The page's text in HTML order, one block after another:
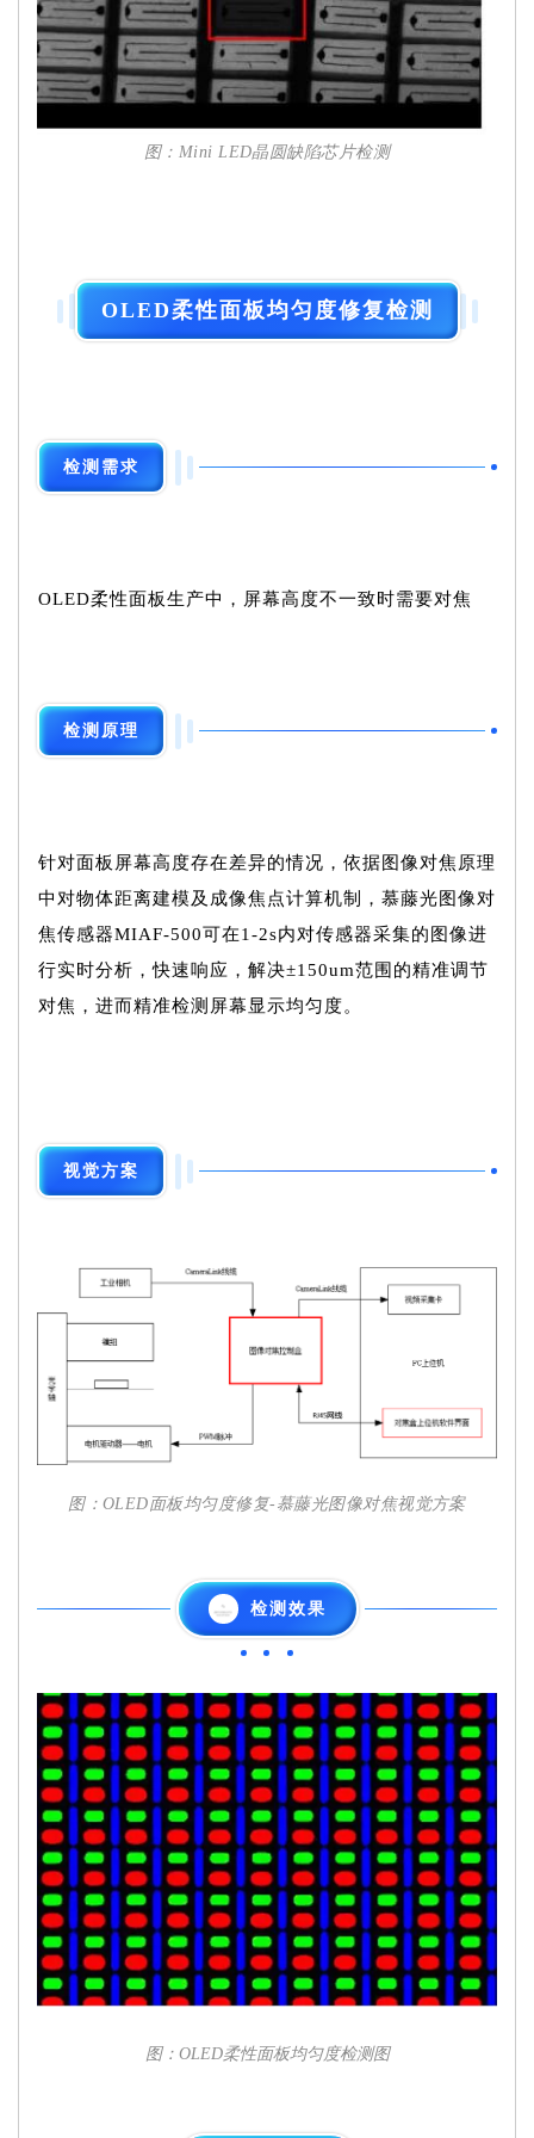
图：Mini LED晶圆缺陷芯片检测
OLED柔性面板均匀度修复检测
检测需求
OLED柔性面板生产中，屏幕高度不一致时需要对焦
检测原理
针对面板屏幕高度存在差异的情况，依据图像对焦原理
中对物体距离建模及成像焦点计算机制，慕藤光图像对
焦传感器MIAF-500可在1-2s内对传感器采集的图像进
行实时分析，快速响应，解决±150um范围的精准调节
对焦，进而精准检测屏幕显示均匀度。
视觉方案
图：OLED面板均匀度修复-慕藤光图像对焦视觉方案
检测效果
图：OLED柔性面板均匀度检测图